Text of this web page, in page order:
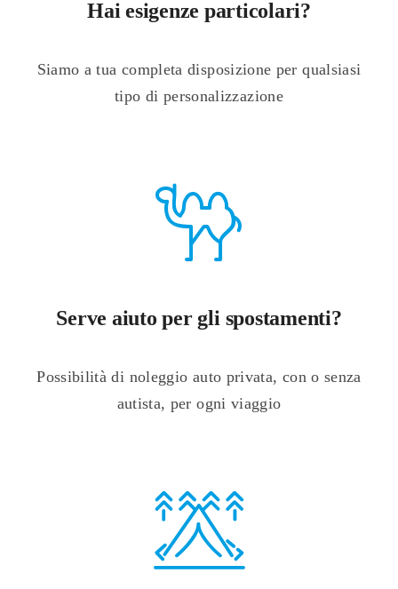
Hai esigenze particolari?
Siamo a tua completa disposizione per qualsiasi
tipo di personalizzazione
Serve aiuto per gli spostamenti?
Possibilità di noleggio auto privata, con o senza
autista, per ogni viaggio